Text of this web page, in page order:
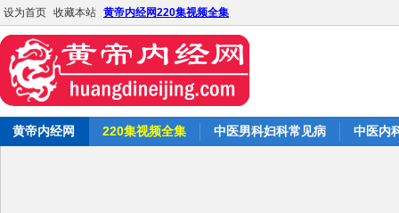
设为首页 收藏本站 黄帝内经网220集视频全集
黄帝内经网 220集视频全集 中医男科妇科常见病 中医内